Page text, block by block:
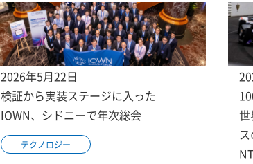
2026年5月22日
検証から実装ステージに入った
IOWN、シドニーで年次総会
テクノロジー